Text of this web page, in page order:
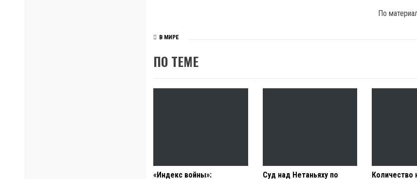
По
В МИРЕ
ПО ТЕМЕ
«Индекс войны»:
Суд над Нетаньяху по
Количество